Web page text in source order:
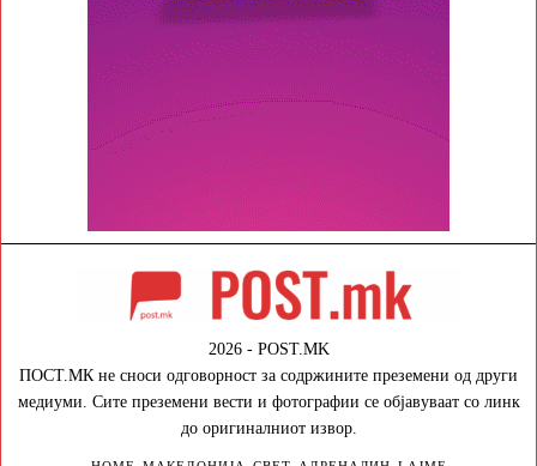
2026 - POST.MK
ПОСТ.МК не сноси одговорност за содржините преземени од други
медиуми. Сите преземени вести и фотографии се објавуваат со линк
до оригиналниот извор.